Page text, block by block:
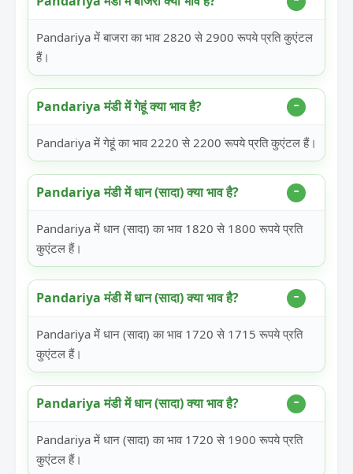
Pandariya में बाजरा का भाव 2820 से 2900 रूपये प्रति कुएंटल
हैं।
Pandariya मंडी में गेहूं क्या भाव है?
Pandariya में गेहूं का भाव 2220 से 2200 रूपये प्रति कुएंटल हैं।
Pandariya मंडी में धान (सादा) क्या भाव है?
Pandariya में धान (सादा) का भाव 1820 से 1800 रूपये प्रति
कुएंटल हैं।
Pandariya मंडी में धान (सादा) क्या भाव है?
Pandariya में धान (सादा) का भाव 1720 से 1715 रूपये प्रति
कुएंटल हैं।
Pandariya मंडी में धान (सादा) क्या भाव है?
Pandariya में धान (सादा) का भाव 1720 से 1900 रूपये प्रति
कुएंटल हैं।